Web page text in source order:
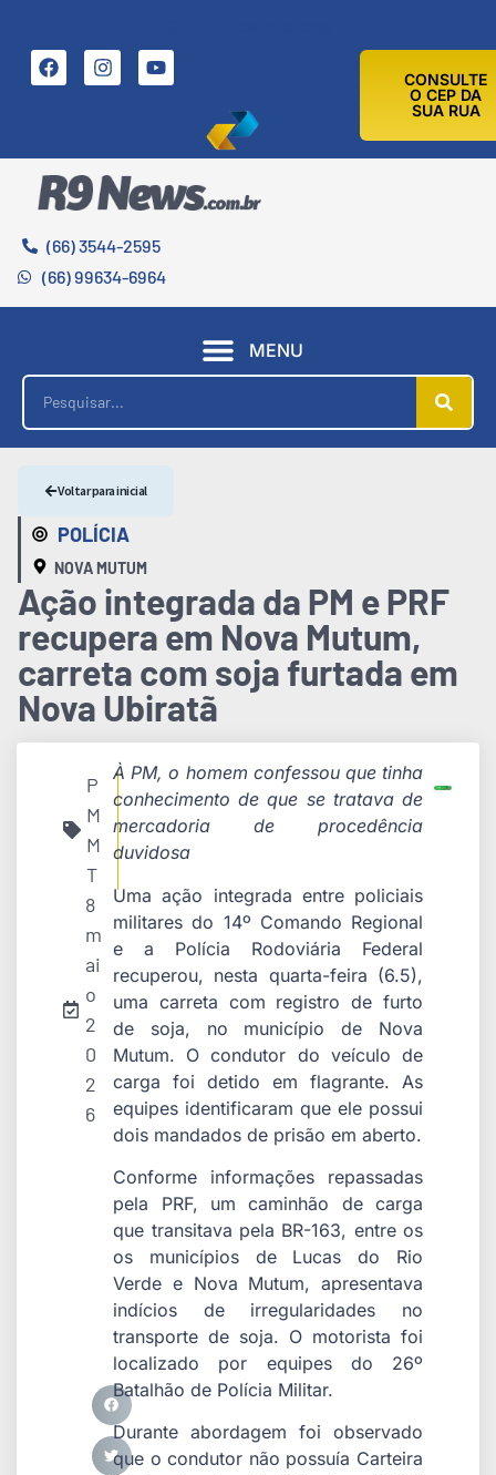
CONSULTE
O CEP DA
SUA RUA
(66) 3544-2595
(66) 99634-6964
MENU
POLÍCIA
NOVA MUTUM
Voltar para inicial
Ação integrada da PM e PRF
recupera em Nova Mutum,
carreta com soja furtada em
Nova Ubiratã
P
M
M
T
8
m
ai
o
2
0
2
6
À PM, o homem confessou que tinha
conhecimento de que se tratava de
mercadoria de procedência
duvidosa
Uma ação integrada entre policiais
militares do 14º Comando Regional
e a Polícia Rodoviária Federal
recuperou, nesta quarta-feira (6.5),
uma carreta com registro de furto
de soja, no município de Nova
Mutum. O condutor do veículo de
carga foi detido em flagrante. As
equipes identificaram que ele possui
dois mandados de prisão em aberto.
Conforme informações repassadas
pela PRF, um caminhão de carga
que transitava pela BR-163, entre os
os municípios de Lucas do Rio
Verde e Nova Mutum, apresentava
indícios de irregularidades no
transporte de soja. O motorista foi
localizado por equipes do 26º
Batalhão de Polícia Militar.
Durante abordagem foi observado
que o condutor não possuía Carteira